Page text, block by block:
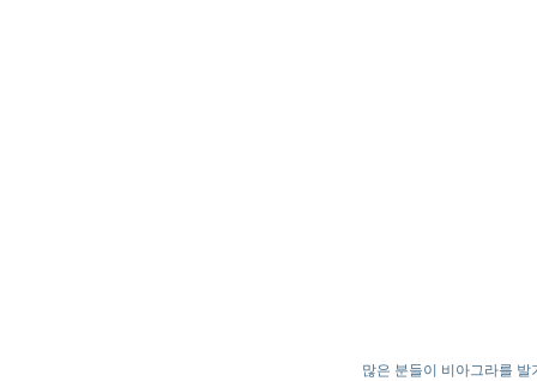
많은 분들이 비아그라를